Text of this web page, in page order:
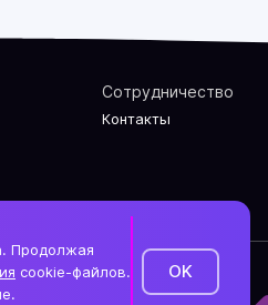
Сотрудничество
Контакты
конфиденциальности
Продолжая
cookie-файлов.
OK